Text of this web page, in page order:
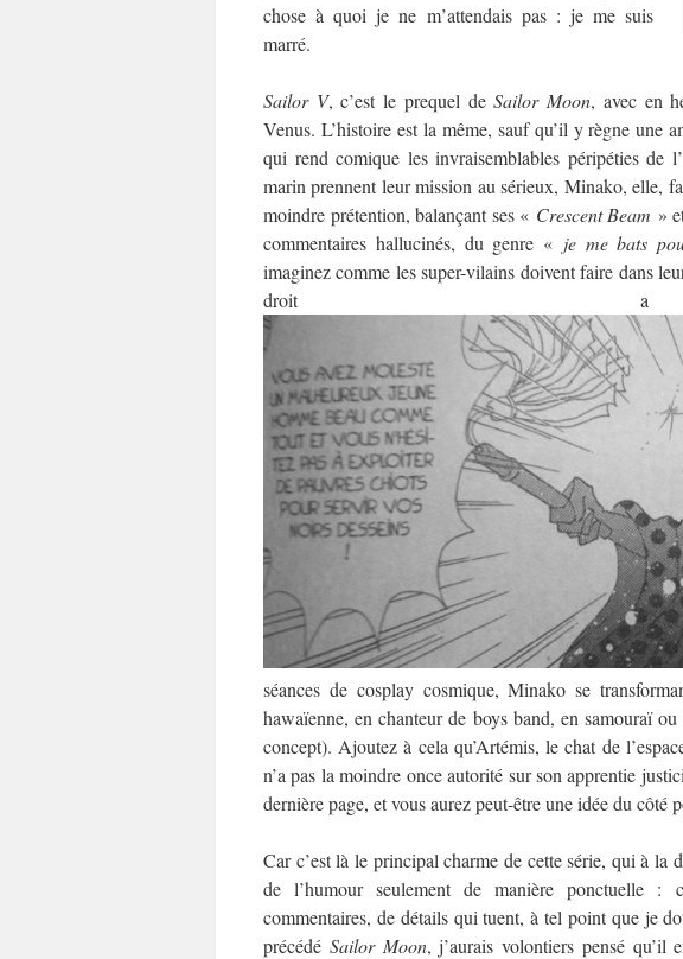
chose à quoi je ne m’attendais pas : je me suis
marré.
Sailor V, c’est le prequel deSailor Moon, avec en
Venus. L’histoire est la même, sauf qu’il y règne une
qui rend comique les invraisemblables péripéties de
marin prennent leur mission au sérieux, Minako, elle,
moindre prétention, balançant ses « Crescent Beam »
commentaires hallucinés, du genre « je me bats
imaginez comme les super-vilains doivent faire dans
droit
séances de cosplay cosmique, Minako se
hawaïenne, en chanteur de boys band, en samouraï
concept). Ajoutez à cela qu’Artémis, le chat de
n’a pas la moindre once autorité sur son apprentie
dernière page, et vous aurez peut-être une idée du côté
Car c’est là le principal charme de cette série, qui à
de l’humour seulement de manière ponctuelle :
commentaires, de détails qui tuent, à tel point que je
précédé Sailor Moon, j’aurais volontiers pensé